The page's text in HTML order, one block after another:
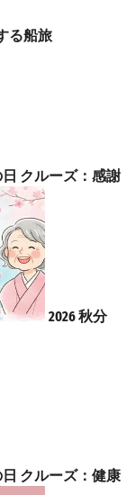
る船旅
日 クルーズ：感謝
2026 秋分
日 クルーズ：健康